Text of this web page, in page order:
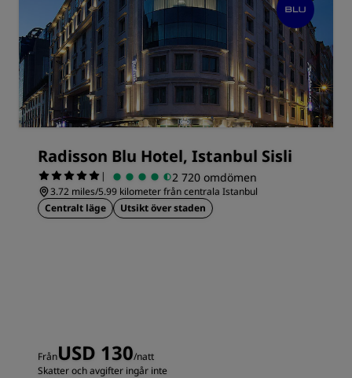
Radisson Blu Hotel, Istanbul Sisli
| 2 720 omdömen
3.72 miles/5.99 kilometer från centrala Istanbul
Centralt läge
Utsikt över staden
FrånUSD 130/natt
Skatter och avgifter ingår inte